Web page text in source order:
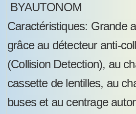
BYAUTONOM
Caractéristiques: Grande
grâce au détecteur anti-
(Collision Detection), au
cassette de lentilles, au
buses et au centrage